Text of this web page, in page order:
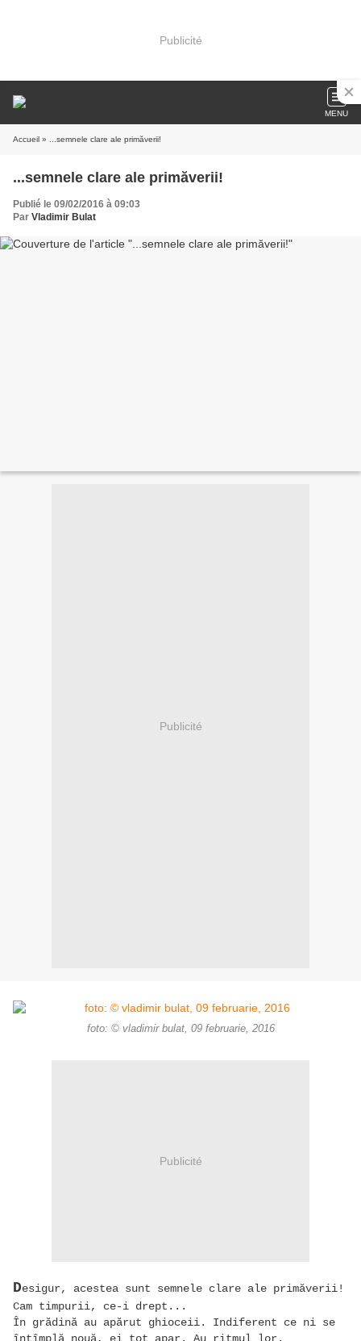
Publicité
MENU
Accueil » ...semnele clare ale primăverii!
...semnele clare ale primăverii!
Publié le 09/02/2016 à 09:03
Par Vladimir Bulat
Publicité
foto: © vladimir bulat, 09 februarie, 2016
Publicité
Desigur, acestea sunt semnele clare ale primăverii!
Cam timpurii, ce-i drept...
În grădină au apărut ghioceii. Indiferent ce ni se